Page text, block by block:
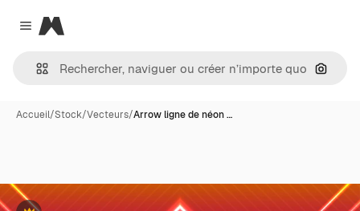
Close menu
Magnific
Accueil/Stock/Vecteurs/Arrow ligne de néon …